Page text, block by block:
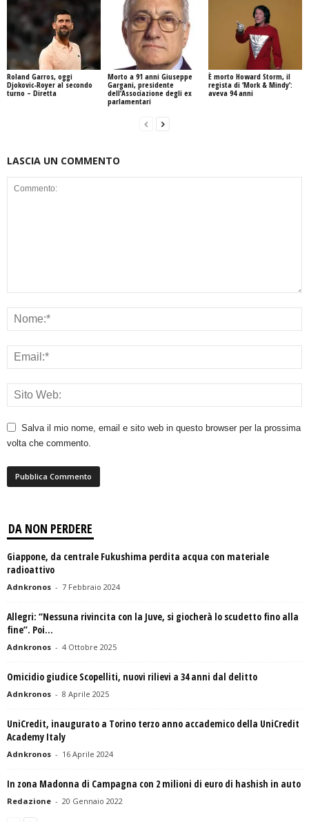
Roland Garros, oggi
Djokovic-Royer al secondo
turno – Diretta
Morto a 91 anni Giuseppe
Gargani, presidente
dell’Associazione degli ex
parlamentari
È morto Howard Storm, il
regista di ‘Mork & Mindy’:
aveva 94 anni
LASCIA UN COMMENTO
Salva il mio nome, email e sito web in questo browser per la prossima
volta che commento.
DA NON PERDERE
Giappone, da centrale Fukushima perdita acqua con materiale
radioattivo
Adnkronos - 7 Febbraio 2024
Allegri: “Nessuna rivincita con la Juve, si giocherà lo scudetto fino alla
fine”. Poi...
Adnkronos - 4 Ottobre 2025
Omicidio giudice Scopelliti, nuovi rilievi a 34 anni dal delitto
Adnkronos - 8 Aprile 2025
UniCredit, inaugurato a Torino terzo anno accademico della UniCredit
Academy Italy
Adnkronos - 16 Aprile 2024
In zona Madonna di Campagna con 2 milioni di euro di hashish in auto
Redazione - 20 Gennaio 2022